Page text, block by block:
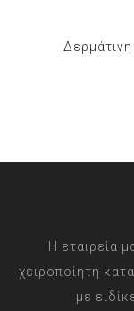
Η εταιρεία
χειροποίητη
με